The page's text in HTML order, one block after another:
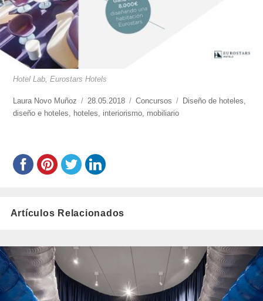
Hotel Lab, Eurostars Hotels
https://www.experimenta.es/author/laura-
novo-
Laura Novo Muñoz
Publicado
el
28.05.2018 Categorías
Concursos Etiquetas
Diseño de hoteles
diseño e hoteles
hoteles interiorismo mobiliario
Artículos Relacionados